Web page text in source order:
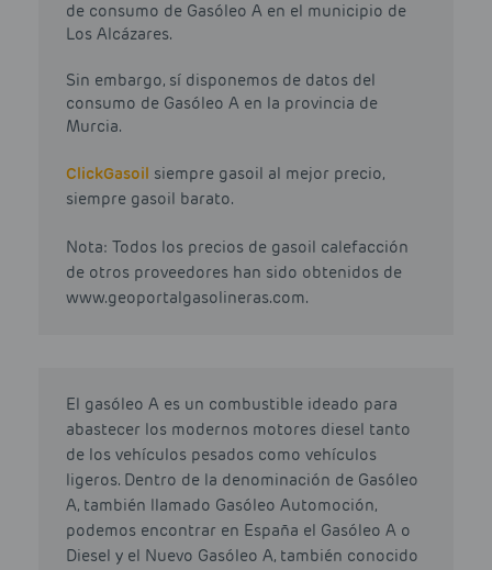
de consumo de Gasóleo A en el municipio de
Los Alcázares.
Sin embargo, sí disponemos de datos del
consumo de Gasóleo A en la provincia de
Murcia.
ClickGasoil siempre gasoil al mejor precio,
siempre gasoil barato.
Nota: Todos los precios de gasoil calefacción
de otros proveedores han sido obtenidos de
www.geoportalgasolineras.com.
El gasóleo A es un combustible ideado para
abastecer los modernos motores diesel tanto
de los vehículos pesados como vehículos
ligeros. Dentro de la denominación de Gasóleo
A, también llamado Gasóleo Automoción,
podemos encontrar en España el Gasóleo A o
Diesel y el Nuevo Gasóleo A, también conocido